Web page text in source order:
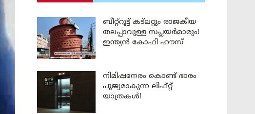
ബീറ്റ്‌റൂട്ട് കട്‌ലറ്റും രാജകീയ
തലപ്പാവുള്ള സപ്ലയർമാരും!
ഇന്ത്യൻ കോഫി ഹൗസ്
നിമിഷനേരം കൊണ്ട് ഭാരം
പൂജ്യമാകുന്ന ലിഫ്റ്റ്
യാത്രകൾ!